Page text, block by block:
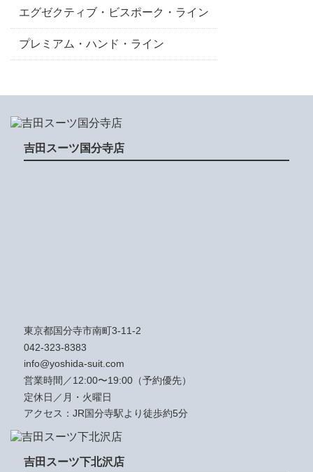
エグゼクティブ・ビスポーク・ライン
プレミアム・ハンド・ライン
吉田スーツ国分寺店
東京都国分寺市南町3-11-2
042-323-8383
info@yoshida-suit.com
営業時間／12:00〜19:00（予約優先）
定休日／月・火曜日
アクセス：JR国分寺駅より徒歩約5分
吉田スーツ下北沢店